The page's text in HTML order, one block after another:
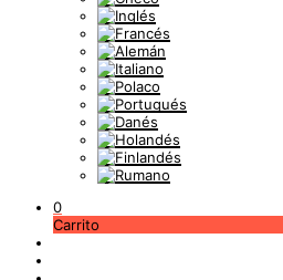
0
Carrito